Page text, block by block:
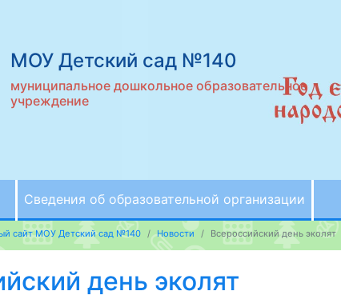
МОУ Детский сад №140
муниципальное дошкольное образовательное
учреждение
Сведения об образовательной организации
сайт МОУ Детский сад №140 Новости Всероссийский день эколят
день эколят